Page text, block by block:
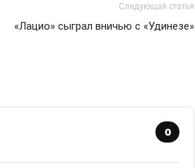
Следующая статья
«Лацио» сыграл вничью с «Удинезе»
0